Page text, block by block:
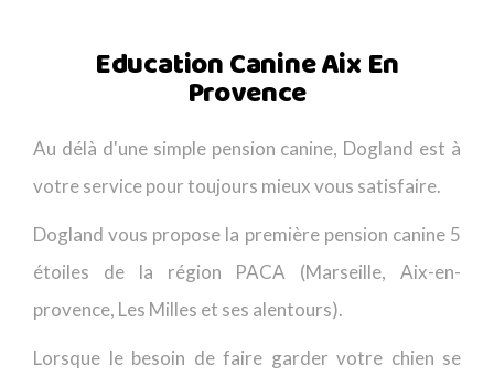
Education Canine Aix En
Provence
Au délà d'une simple pension canine, Dogland est à
votre service pour toujours mieux vous satisfaire.
Dogland vous propose la première pension canine 5
étoiles de la région PACA (Marseille, Aix-en-
provence, Les Milles et ses alentours).
Lorsque le besoin de faire garder votre chien se